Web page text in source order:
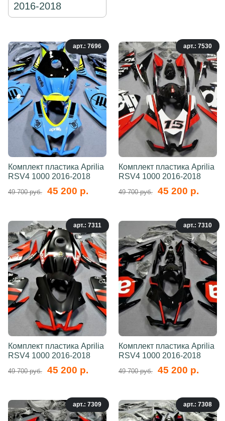
2016-2018
арт.: 7696
Комплект пластика Aprilia
RSV4 1000 2016-2018
49 700 руб. 45 200 р.
арт.: 7530
Комплект пластика Aprilia
RSV4 1000 2016-2018
49 700 руб. 45 200 р.
арт.: 7311
Комплект пластика Aprilia
RSV4 1000 2016-2018
49 700 руб. 45 200 р.
арт.: 7310
Комплект пластика Aprilia
RSV4 1000 2016-2018
49 700 руб. 45 200 р.
арт.: 7309 арт.: 7308